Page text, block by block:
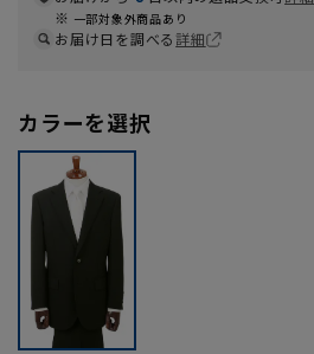
一部対象外商品あり
お届け日を調べる詳細
カラーを選択